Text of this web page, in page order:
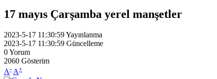
17 mayıs Çarşamba yerel manşetler
2023-5-17 11:30:59Yayınlanma
2023-5-17 11:30:59 Güncelleme
0Yorum
2060 Gösterim
A- A+